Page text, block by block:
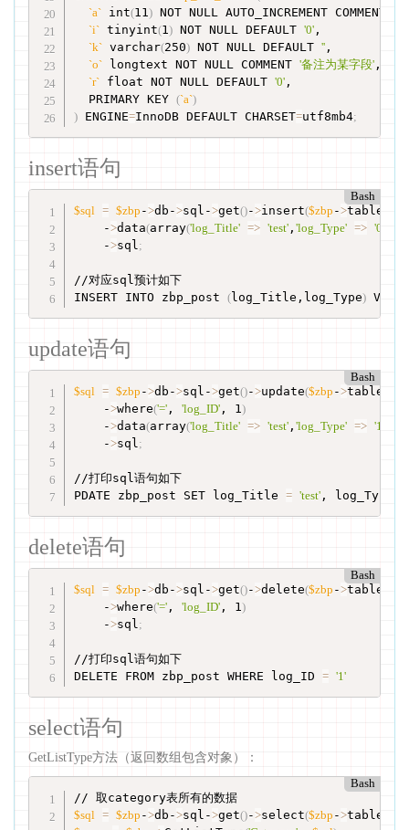
`a` int(11) NOT NULL AUTO_INCREMENT COMMENT
`i` tinyint(1) NOT NULL DEFAULT '0' ,
`k` varchar(250) NOT NULL DEFAULT '' ,
`o` longtext NOT NULL COMMENT '备注为某字段' ,
`r` float NOT NULL DEFAULT '0' ,
  PRIMARY KEY
(`a`)
) ENGINE=InnoDB DEFAULT CHARSET=utf8mb4;
insert语句
Bash
$sql = $zbp ->db->sql->get()->insert($zbp ->table
    -
>data(array('log_Title' => 'test' ,'log_Type' => '0'
    -
>sql;
//对应sql预计如下
INSERT INTO zbp_post (log_Title,log_Type)
update语句
Bash
$sql = $zbp ->db->sql->get()->update($zbp ->table
    -
>where('=' , 'log_ID' , 1)
    -
>data(array('log_Title' => 'test' ,'log_Type' => '1'
    -
>sql;
//打印sql语句如下
PDATE zbp_post SET log_Title = 'test' , log_Type
delete语句
Bash
$sql = $zbp ->db->sql->get()->delete($zbp ->table
    -
>where('=' , 'log_ID' , 1)
    -
>sql;
//打印sql语句如下
DELETE FROM zbp_post WHERE log_ID = '1'
select语句
GetListType方法（返回数组包含对象）：
Bash
$sql = $zbp ->db->sql->get()->select($zbp ->table